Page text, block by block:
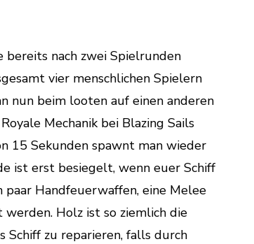
bereits nach zwei Spielrunden
vier menschlichen Spielern
nun beim looten auf einen anderen
Mechanik bei Blazing Sails
15 Sekunden spawnt man wieder
ist erst besiegelt, wenn euer Schiff
Handfeuerwaffen, eine Melee
Holz ist so ziemlich die
Schiff zu reparieren, falls durch